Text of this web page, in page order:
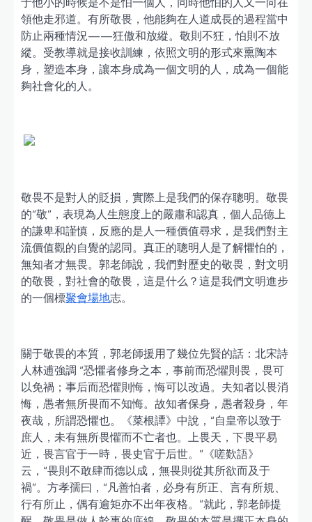
領他走邪道。有所敬畏，他能夠在人道成長的過程當中
防止兩種情況——狂傲和放縱。敬則不狂，怕則不放
縱。受教導就是接收訓練，依照文明的形式來熏陶本
身，塑造本身，讓本身成為一個文明的人，成為一個能
夠社會化的人。
敬畏不是對人的貶損，實際上是我們的保存聰明。敬畏
的“敬”，表現為人生態度上的嚴肅和認真，個人品德上
的謙卑和謹慎，反應的是人一種價值尋求，是我們對主
流價值觀的自覺的認同。真正的聰明人是了解懼怕的，
無知者才無畏。郭老師說，我們對歷史的敬畏，對文明
的敬畏，對社會的敬畏，這是什么？這是我們文明進步
的一個標聚會場地志。
關于敬畏的本質，郭老師援用了幾位先賢的話：北宋詩
人林逋強調 “恐懼者修身之本，事前而恐懼則畏，畏可
以免禍；事后而恐懼則悔，悔可以改過。夫知者以畏消
悔，愚者無所畏而不知悔。故知者保身，愚者殺身，年
夜哉，所謂恐懼也。《菜根譚》中說，“自皇帝以致于
庶人，未有無所畏懼而不亡者也。上畏天，下畏平易
近，畏言官于一時，畏史官于后世。”《嗟歎語》
云，“畏則不敢肆而德以成，無畏則從其所欲而及于
禍”。方孝孺曰，“凡善怕者，必身有所正、言有所規、
行有所止，偶有逾矩亦不出年夜格。”就此，郭老師提